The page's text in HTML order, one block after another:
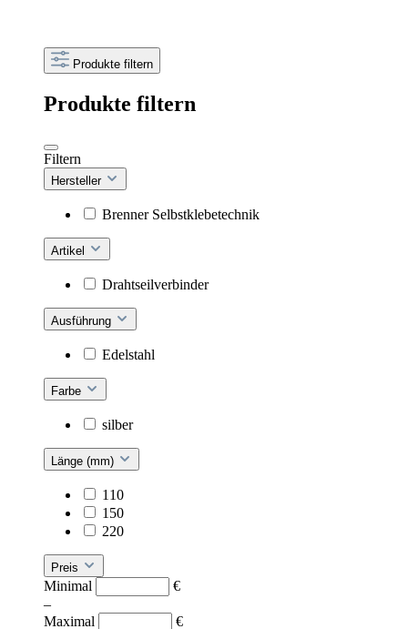
Produkte filtern
Produkte filtern
Filtern
Hersteller
Brenner Selbstklebetechnik
Artikel
Drahtseilverbinder
Ausführung
Edelstahl
Farbe
silber
Länge (mm)
110
150
220
Preis
Minimal
€
–
Maximal
€